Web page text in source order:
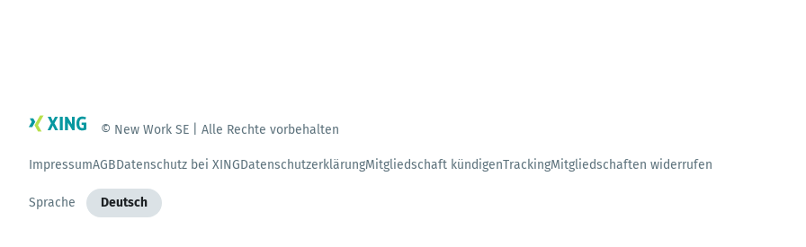
© New Work SE | Alle Rechte vorbehalten
ImpressumAGBDatenschutz bei XINGDatenschutzerklärungMitgliedschaft kündigenTrackingMitgliedschaften widerrufen
Sprache Deutsch